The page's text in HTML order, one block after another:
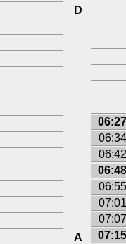
D
06:27
06:34
06:42
06:48
06:55
07:01
07:07
A
07:15